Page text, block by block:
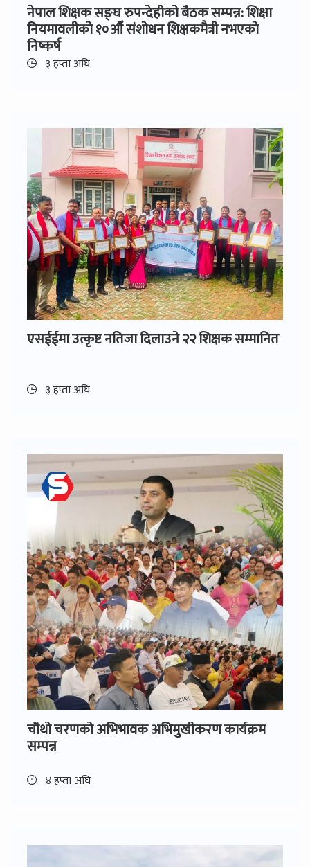
नेपाल शिक्षक सङ्घ रुपन्देहीको बैठक सम्पन्न: शिक्षा
नियमावलीको १०औँ संशोधन शिक्षकमैत्री नभएको
निष्कर्ष
३ हप्ता अघि
एसईईमा उत्कृष्ट नतिजा दिलाउने २२ शिक्षक सम्मानित
३ हप्ता अघि
चौथो चरणको अभिभावक अभिमुखीकरण कार्यक्रम
सम्पन्न
४ हप्ता अघि